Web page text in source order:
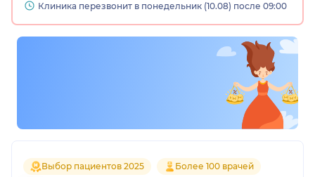
Клиника перезвонит в понедельник (10.08) после 09:00
Выбор пациентов 2025 Более 100 врачей